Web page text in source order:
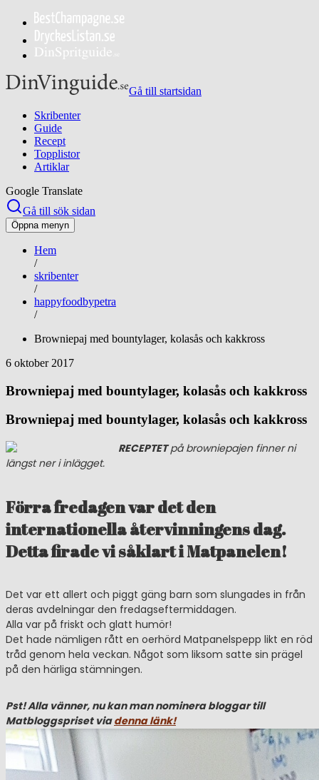
Gå till startsidan
Skribenter
Guide
Recept
Topplistor
Artiklar
Google Translate
Gå till sök sidan
Öppna menyn
Hem
/
skribenter
/
happyfoodbypetra
/
Browniepaj med bountylager, kolasås och kakkross
6 oktober 2017
Browniepaj med bountylager, kolasås och kakkross
Browniepaj med bountylager, kolasås och kakkross
RECEPTETpå browniepajen finner ni
längst ner i inlägget.
Förra fredagen var det den
internationella återvinningens dag.
Detta firade vi såklart i Matpanelen!
Det var ett allert och piggt gäng barn som slungades in från
deras avdelningar den fredagseftermiddagen.
Alla var på friskt och glatt humör!
Det hade nämligen rått en oerhörd Matpanelspepp likt en röd
tråd genom hela veckan. Något som liksom satte sin prägel
på den härliga stämningen.
Pst! Alla vänner, nu kan man nominera bloggar till
Matbloggspriset viadenna länk!